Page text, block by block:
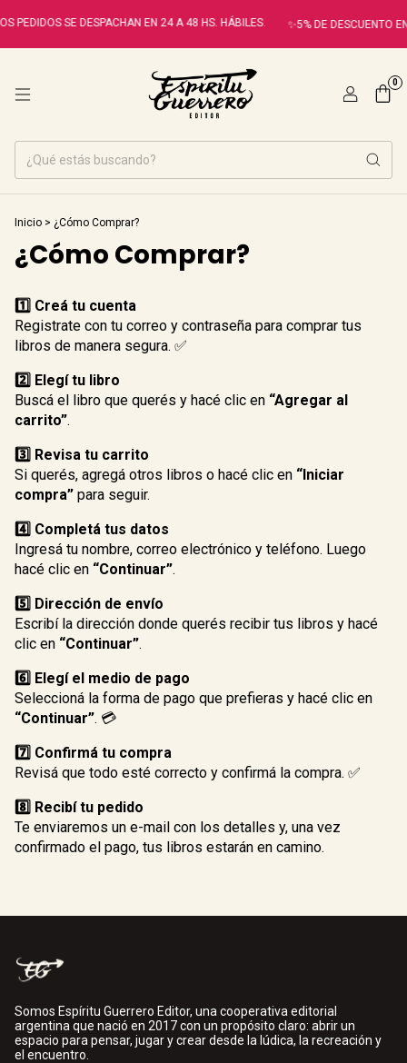
PEDIDOS SE DESPACHAN EN 24 A 48 HS. HÁBILES. ✨5% DE DESCUENTO
0
Inicio > ¿Cómo Comprar?
¿Cómo Comprar?
1️⃣ Creá tu cuenta
Registrate con tu correo y contraseña para comprar tus
libros de manera segura. ✅
2️⃣ Elegí tu libro
Buscá el libro que querés y hacé clic en “Agregar al
carrito”.
3️⃣ Revisa tu carrito
Si querés, agregá otros libros o hacé clic en “Iniciar
compra” para seguir.
4️⃣ Completá tus datos
Ingresá tu nombre, correo electrónico y teléfono. Luego
hacé clic en “Continuar”.
5️⃣ Dirección de envío
Escribí la dirección donde querés recibir tus libros y hacé
clic en “Continuar”.
6️⃣ Elegí el medio de pago
Seleccioná la forma de pago que prefieras y hacé clic en
“Continuar”. 💳
7️⃣ Confirmá tu compra
Revisá que todo esté correcto y confirmá la compra. ✅
8️⃣ Recibí tu pedido
Te enviaremos un e-mail con los detalles y, una vez
confirmado el pago, tus libros estarán en camino.
Somos Espíritu Guerrero Editor, una cooperativa editorial
argentina que nació en 2017 con un propósito claro: abrir un
espacio para pensar, jugar y crear desde la lúdica, la recreación y
el encuentro.